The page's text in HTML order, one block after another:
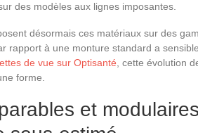
des modèles aux lignes imposantes.
désormais ces matériaux sur des
rapport à une monture standard a
de vue sur Optisanté, cette évolution
forme.
et